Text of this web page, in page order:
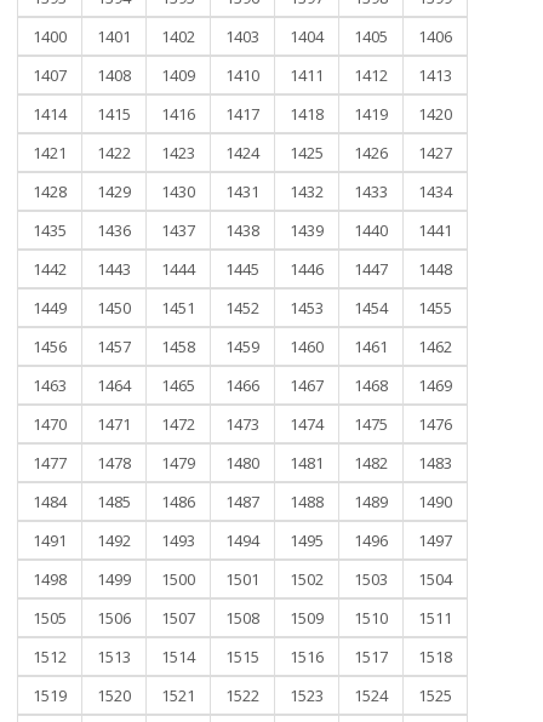
1400
1401 1402 1403 1404 1405
1406
1407
1408 1409 1410 1411 1412
1413
1414
1415 1416 1417 1418 1419
1420
1421
1422 1423 1424 1425 1426
1427
1428
1429 1430 1431 1432 1433
1434
1435
1436 1437 1438 1439 1440
1441
1442
1443 1444 1445 1446 1447
1448
1449
1450 1451 1452 1453 1454
1455
1456
1457 1458 1459 1460 1461
1462
1463
1464 1465 1466 1467 1468
1469
1470
1471 1472 1473 1474 1475
1476
1477
1478 1479 1480 1481 1482
1483
1484
1485 1486 1487 1488 1489
1490
1491
1492 1493 1494 1495 1496
1497
1498
1499 1500 1501 1502 1503
1504
1505
1506 1507 1508 1509 1510
1511
1512
1513 1514 1515 1516 1517
1518
1519
1520 1521 1522 1523 1524
1525